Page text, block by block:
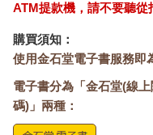
ATM提款機，請不要聽從
購買須知：
使用金石堂電子書服務即
電子書分為「金石堂(線
碼)」兩種：